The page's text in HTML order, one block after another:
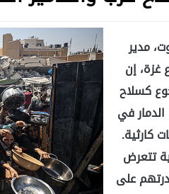
مدير
غزة، إن
كسلاح
في
كارثية.
تتعرض
على